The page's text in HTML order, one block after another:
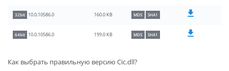
32bit 10.0.10586.0 160.0 KB MD5 SHA1
64bit 10.0.10586.0 199.0 KB MD5 SHA1
Как выбрать правильную версию Cic.dll?